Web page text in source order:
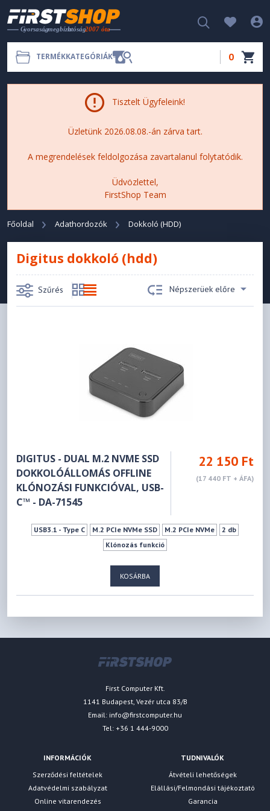
TERMÉKKATEGÓRIÁK 0
Tisztelt Ügyfeleink!
Üzletünk 2026.08.08.-án zárva tart.
A megrendelések feldolgozása zavartalanul folytatódik.
Üdvözlettel,
FirstShop Team
Főoldal Adathordozók Dokkoló (HDD)
Digitus dokkoló (hdd)
Szűrés Népszerüek előre
DIGITUS - DUAL M.2 NVME SSD
DOKKOLÓÁLLOMÁS OFFLINE
KLÓNOZÁSI FUNKCIÓVAL, USB-
C™ - DA-71545
22 150 Ft
(17 440 FT + ÁFA)
USB3.1 - Type C M.2 PCIe NVMe SSD M.2 PCIe NVMe
2 db
Klónozás funkció
KOSÁRBA
First Computer Kft.
1141 Budapest, Vezér utca 83/B
Email: info@firstcomputer.hu
Tel: +36 1 444-9000
INFORMÁCIÓK
Szerződési feltételek
Adatvédelmi szabályzat
Online vitarendezés
TUDNIVALÓK
Átvételi lehetőségek
Elállási/Felmondási tájékoztató
Garancia